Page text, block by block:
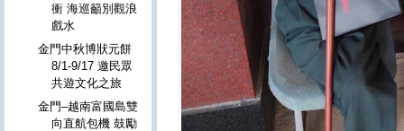
衝 海巡籲別觀浪
戲水
金門中秋博狀元餅
8/1-9/17 邀民眾
共遊文化之旅
金門–越南富國島雙
向直航包機 鼓勵